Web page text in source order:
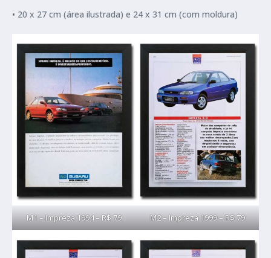
• 20 x 27 cm (área ilustrada) e 24 x 31 cm (com moldura)
M1 – Impreza 1994 – R$ 79 M2 – Impreza 1999 – R$ 79